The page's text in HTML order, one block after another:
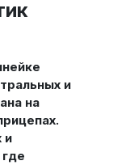
и
на
и